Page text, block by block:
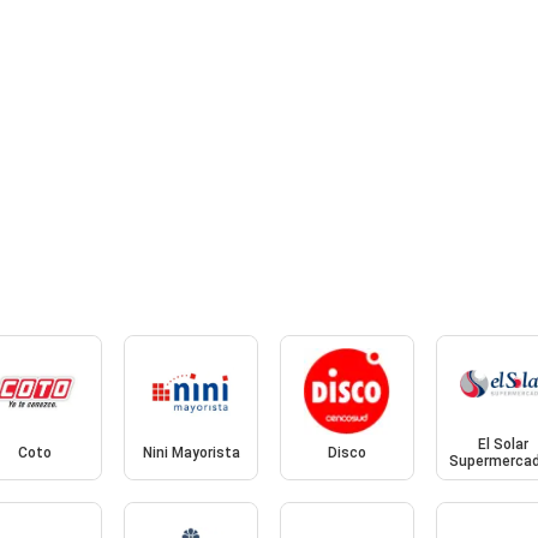
Coto Nini Mayorista Disco
El Solar